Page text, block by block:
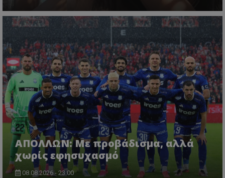
ΑΠΟΛΛΩΝ: Με προβάδισμα, αλλά
χωρίς εφησυχασμό
08.08.2026 - 23:00